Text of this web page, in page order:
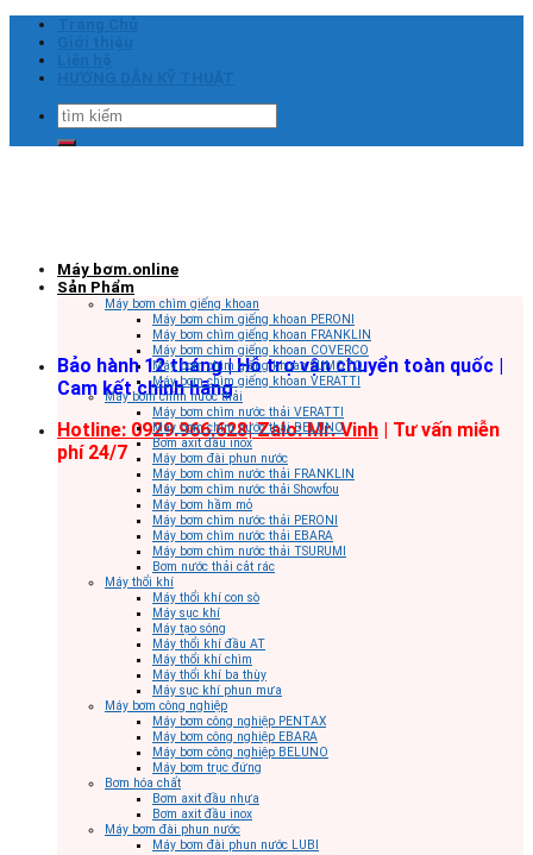
Skip
content
Tìm
kiếm:
Bảo hành 12 tháng | Hỗ trợ vận chuyển toàn quốc |
Cam kết chính hãng
Hotline: 0929.966.628|Zalo: Mr. Vinh | Tư vấn miễn
phí 24/7
Máy bơm.online
Sản Phẩm
Máy bơm chìm giếng khoan
Máy bơm chìm giếng khoan PERONI
Máy bơm chìm giếng khoan FRANKLIN
Máy bơm chìm giếng khoan COVERCO
Máy bơm chìm giếng khoan SUMOTO
Máy bơm chìm giếng khoan VERATTI
Máy bơm chìm nước thải
Máy bơm chìm nước thải VERATTI
Máy bơm chìm nước thải BELUNO
Bơm axit đầu inox
Máy bơm đài phun nước
Máy bơm chìm nước thải FRANKLIN
Máy bơm chìm nước thải Showfou
Máy bơm hầm mỏ
Máy bơm chìm nước thải PERONI
Máy bơm chìm nước thải EBARA
Máy bơm chìm nước thải TSURUMI
Bơm nước thải cắt rác
Máy thổi khí
Máy thổi khí con sò
Máy sục khí
Máy tạo sóng
Máy thổi khí đầu AT
Máy thổi khí chìm
Máy thổi khí ba thùy
Máy sục khí phun mưa
Máy bơm công nghiệp
Máy bơm công nghiệp PENTAX
Máy bơm công nghiệp EBARA
Máy bơm công nghiệp BELUNO
Máy bơm trục đứng
Bơm hóa chất
Bơm axit đầu nhựa
Bơm axit đầu inox
Máy bơm đài phun nước
Máy bơm đài phun nước LUBI